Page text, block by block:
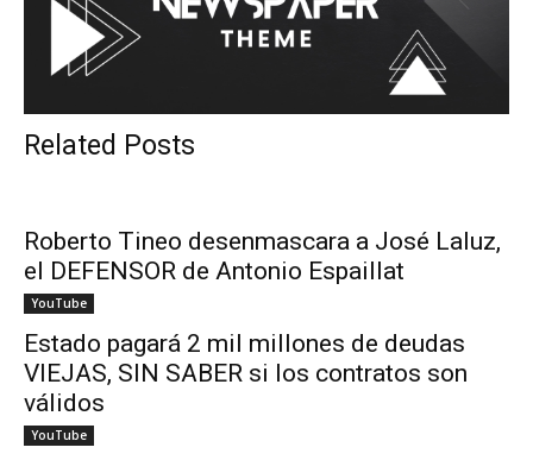
Related Posts
Roberto Tineo desenmascara a José Laluz,
el DEFENSOR de Antonio Espaillat
YouTube
Estado pagará 2 mil millones de deudas
VIEJAS, SIN SABER si los contratos son
válidos
YouTube